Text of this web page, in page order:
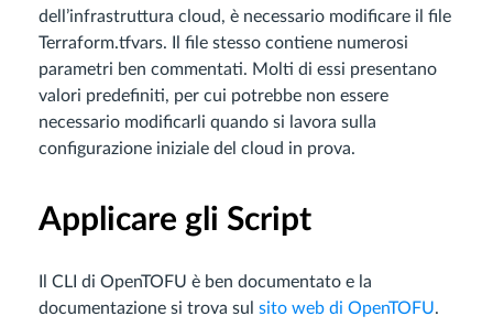
dell’infrastruttura cloud, è necessario modificare il file
Terraform.tfvars. Il file stesso contiene numerosi
parametri ben commentati. Molti di essi presentano
valori predefiniti, per cui potrebbe non essere
necessario modificarli quando si lavora sulla
configurazione iniziale del cloud in prova.
Applicare gli Script
Il CLI di OpenTOFU è ben documentato e la
documentazione si trova sul sito web di OpenTOFU.